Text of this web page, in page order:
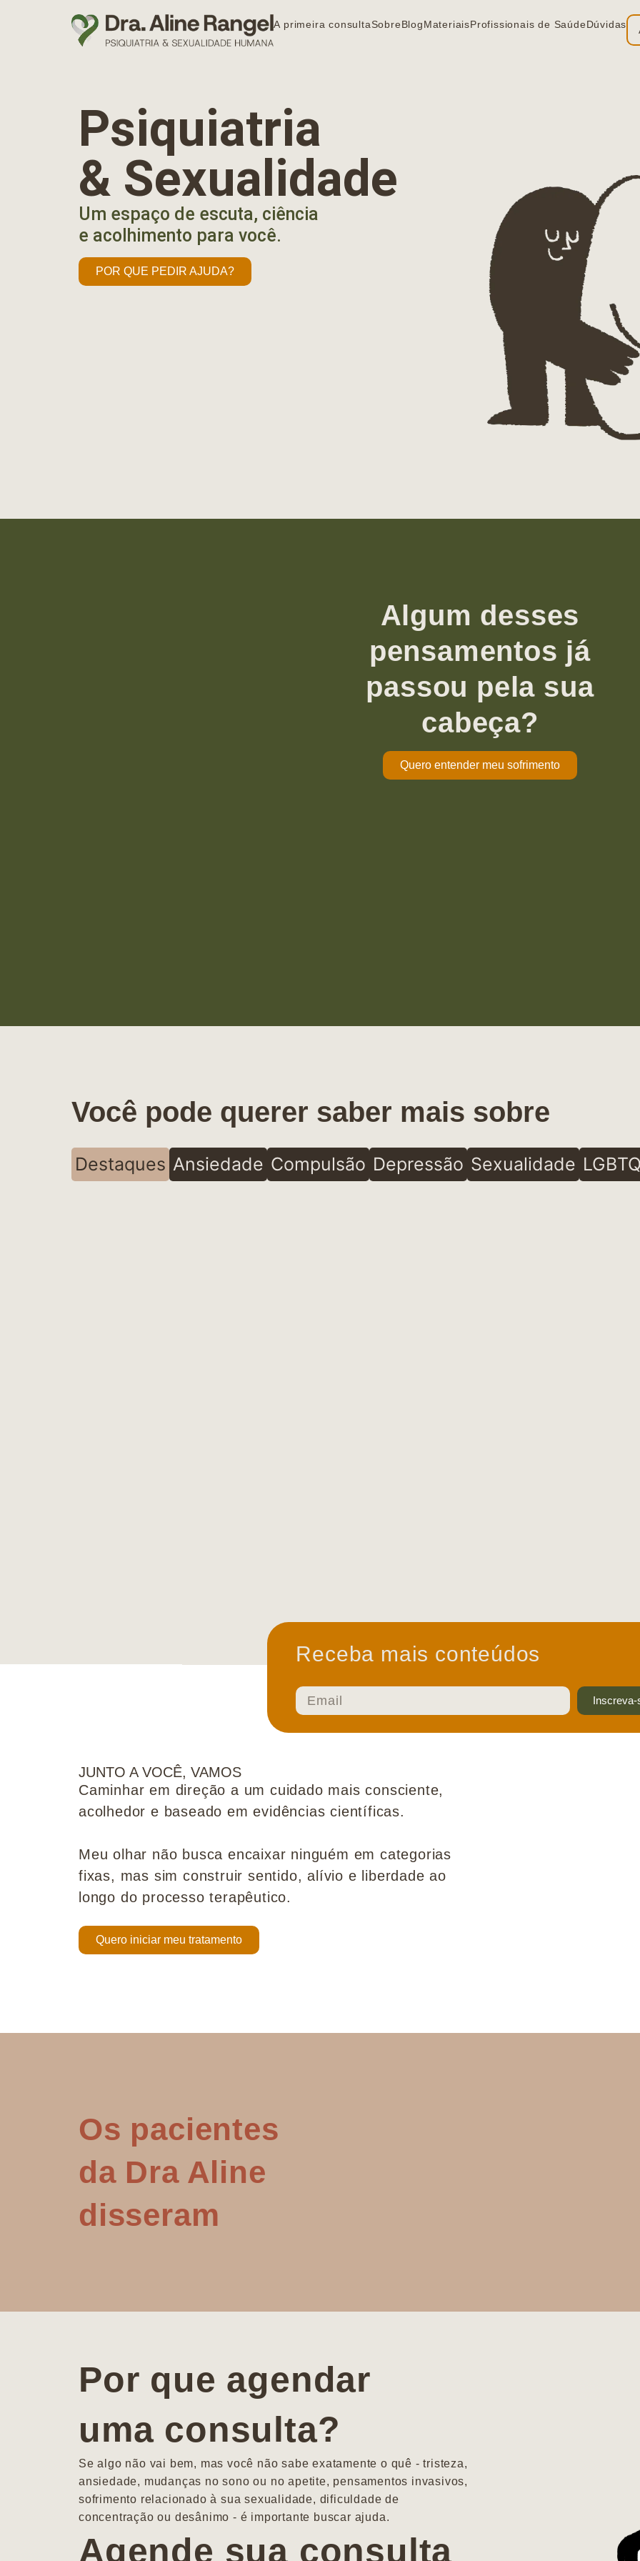
A primeira consultaSobreBlogMateriaisProfissionais de SaúdeDúvidas
Psiquiatria
& Sexualidade
Um espaço de escuta, ciência
e acolhimento para você.
POR QUE PEDIR AJUDA?
Algum desses
pensamentos já
passou pela sua
cabeça?
Quero entender meu sofrimento
Você pode querer saber mais sobre
Destaques Ansiedade Compulsão Depressão Sexualidade
Receba mais conteúdos
Inscreva-
JUNTO A VOCÊ, VAMOS
Caminhar em direção a um cuidado mais consciente,
acolhedor e baseado em evidências científicas.
Meu olhar não busca encaixar ninguém em categorias
fixas, mas sim construir sentido, alívio e liberdade ao
longo do processo terapêutico.
Quero iniciar meu tratamento
Os pacientes
da Dra Aline
disseram
Por que agendar
uma consulta?
Se algo não vai bem, mas você não sabe exatamente o quê - tristeza,
ansiedade, mudanças no sono ou no apetite, pensamentos invasivos,
sofrimento relacionado à sua sexualidade, dificuldade de
concentração ou desânimo - é importante buscar ajuda.
Agende sua consulta